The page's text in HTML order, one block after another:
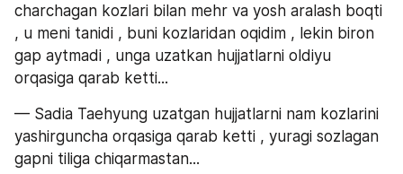
charchagan kozlari bilan mehr va yosh aralash boqti
, u meni tanidi , buni kozlaridan oqidim , lekin biron
gap aytmadi , unga uzatkan hujjatlarni oldiyu
orqasiga qarab ketti...
— Sadia Taehyung uzatgan hujjatlarni nam kozlarini
yashirguncha orqasiga qarab ketti , yuragi sozlagan
gapni tiliga chiqarmastan...